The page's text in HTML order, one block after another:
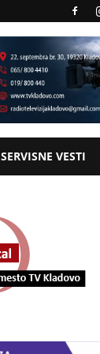
SERVISNE VESTI